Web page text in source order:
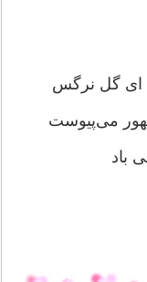
ای گل نرگس
می‌پیوست
باد